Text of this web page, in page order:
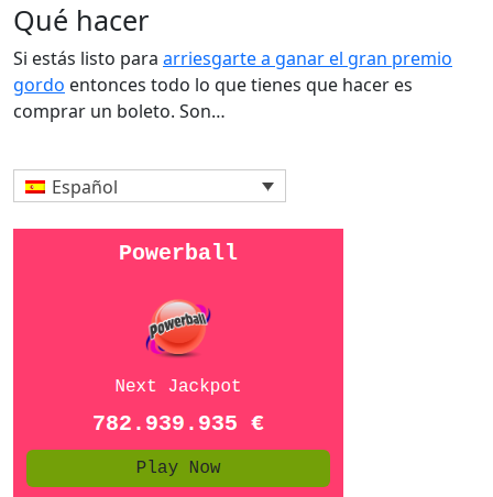
Qué hacer
Si estás listo para arriesgarte a ganar el gran premio
gordo entonces todo lo que tienes que hacer es
comprar un boleto. Son…
Español